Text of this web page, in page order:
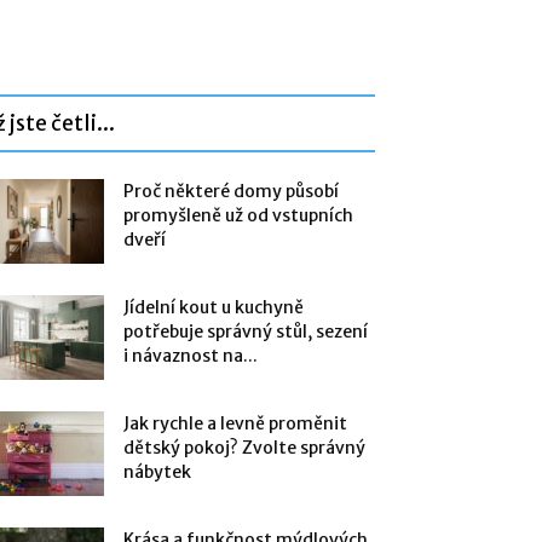
jste četli...
Proč některé domy působí
promyšleně už od vstupních
dveří
Jídelní kout u kuchyně
potřebuje správný stůl, sezení
i návaznost na...
Jak rychle a levně proměnit
dětský pokoj? Zvolte správný
nábytek